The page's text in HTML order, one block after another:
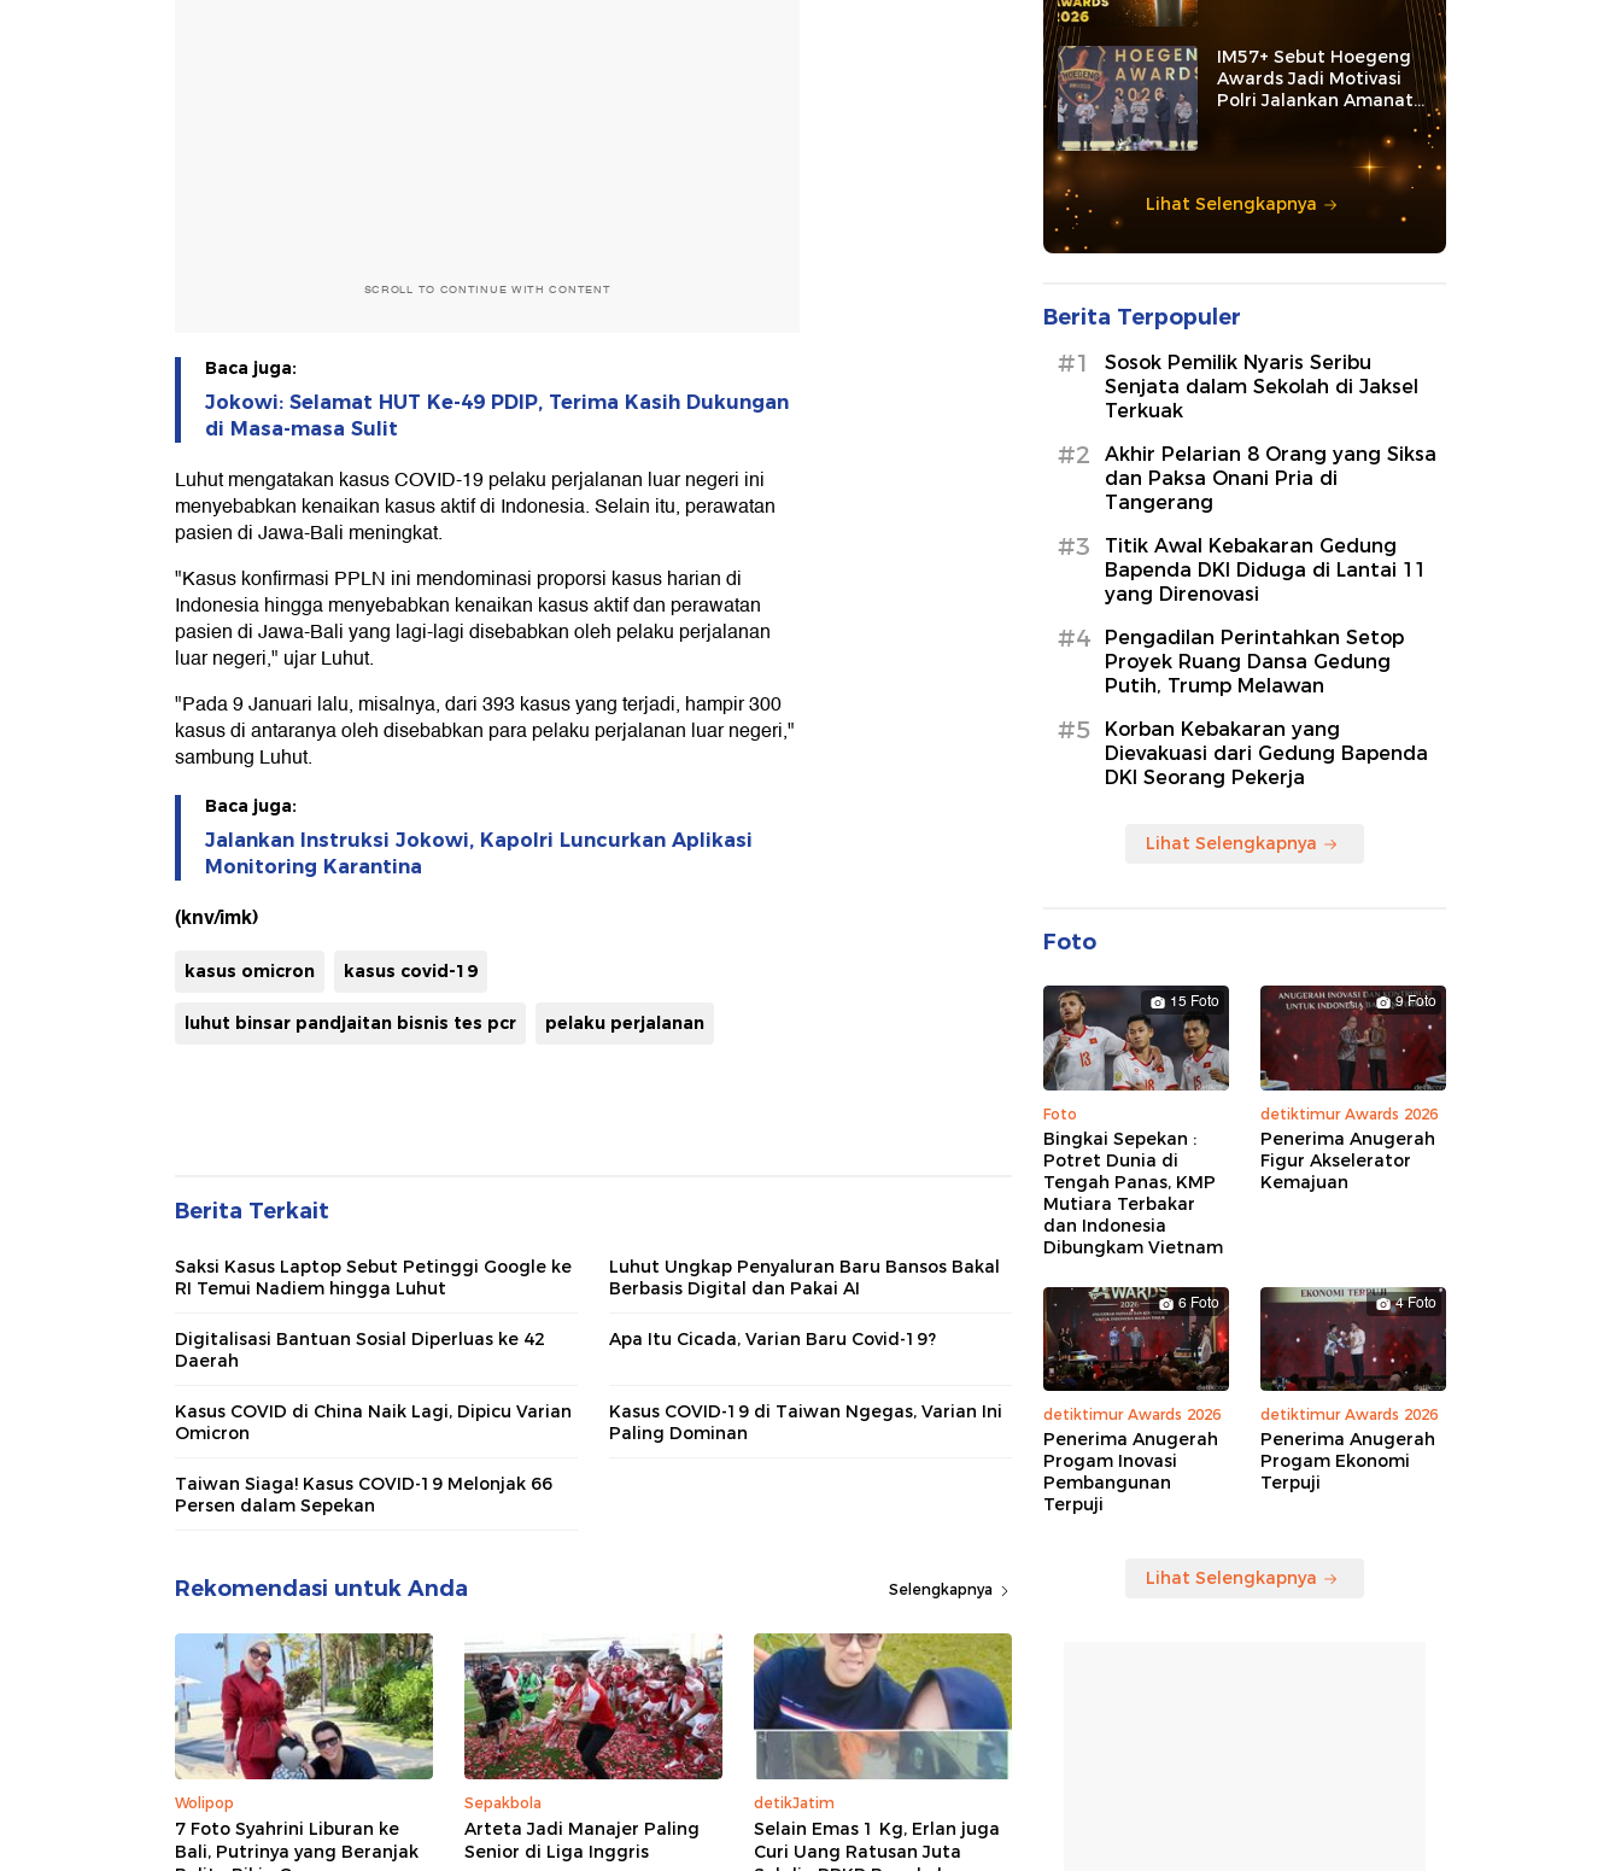
SCROLL TO CONTINUE WITH CONTENT
Baca juga:
Jokowi: Selamat HUT Ke-49 PDIP, Terima Kasih Dukungan
di Masa-masa Sulit
Luhut mengatakan kasus COVID-19 pelaku perjalanan luar negeri ini
menyebabkan kenaikan kasus aktif di Indonesia. Selain itu, perawatan
pasien di Jawa-Bali meningkat.
"Kasus konfirmasi PPLN ini mendominasi proporsi kasus harian di
Indonesia hingga menyebabkan kenaikan kasus aktif dan perawatan
pasien di Jawa-Bali yang lagi-lagi disebabkan oleh pelaku perjalanan
luar negeri," ujar Luhut.
"Pada 9 Januari lalu, misalnya, dari 393 kasus yang terjadi, hampir 300
kasus di antaranya oleh disebabkan para pelaku perjalanan luar negeri,"
sambung Luhut.
Baca juga:
Jalankan Instruksi Jokowi, Kapolri Luncurkan Aplikasi
Monitoring Karantina
(knv/imk)
kasus omicron kasus covid-19
luhut binsar pandjaitan bisnis tes pcr pelaku perjalanan
Berita Terkait
Saksi Kasus Laptop Sebut Petinggi Google ke
RI Temui Nadiem hingga Luhut
Luhut Ungkap Penyaluran Baru Bansos Bakal
Berbasis Digital dan Pakai AI
Digitalisasi Bantuan Sosial Diperluas ke 42
Daerah
Apa Itu Cicada, Varian Baru Covid-19?
Kasus COVID di China Naik Lagi, Dipicu Varian
Omicron
Kasus COVID-19 di Taiwan Ngegas, Varian Ini
Paling Dominan
Taiwan Siaga! Kasus COVID-19 Melonjak 66
Persen dalam Sepekan
Rekomendasi untuk Anda Selengkapnya
Wolipop
7 Foto Syahrini Liburan ke
Bali, Putrinya yang Beranjak
Sepakbola
Arteta Jadi Manajer Paling
Senior di Liga Inggris
detikJatim
Selain Emas 1 Kg, Erlan juga
Curi Uang Ratusan Juta
IM57+ Sebut Hoegeng
Awards Jadi Motivasi
Polri Jalankan Amanat
Lihat Selengkapnya
Berita Terpopuler
#1
Sosok Pemilik Nyaris Seribu
Senjata dalam Sekolah di Jaksel
Terkuak
#2
Akhir Pelarian 8 Orang yang Siksa
dan Paksa Onani Pria di
Tangerang
#3
Titik Awal Kebakaran Gedung
Bapenda DKI Diduga di Lantai 11
yang Direnovasi
#4
Pengadilan Perintahkan Setop
Proyek Ruang Dansa Gedung
Putih, Trump Melawan
#5
Korban Kebakaran yang
Dievakuasi dari Gedung Bapenda
DKI Seorang Pekerja
Lihat Selengkapnya
Foto
15 Foto
Foto
Bingkai Sepekan :
Potret Dunia di
Tengah Panas, KMP
Mutiara Terbakar
dan Indonesia
Dibungkam Vietnam
9 Foto
detiktimur Awards 2026
Penerima Anugerah
Figur Akselerator
Kemajuan
6 Foto
detiktimur Awards 2026
Penerima Anugerah
Progam Inovasi
Pembangunan
Terpuji
4 Foto
detiktimur Awards 2026
Penerima Anugerah
Progam Ekonomi
Terpuji
Lihat Selengkapnya